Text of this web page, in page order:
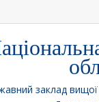
заклад вищої